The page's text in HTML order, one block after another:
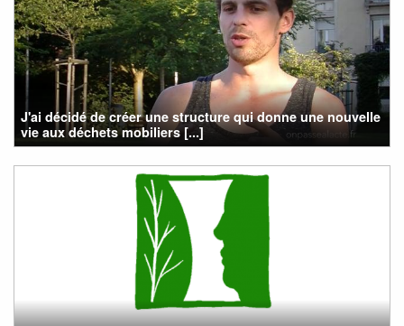
J'ai décidé de créer une structure qui donne une nouvelle
vie aux déchets mobiliers [...]